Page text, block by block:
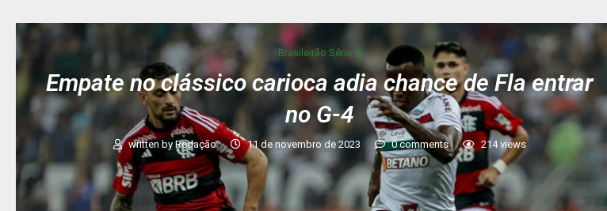
Brasileirão Série A
Empate no clássico carioca adia chance de Fla entrar
no G-4
written byRedação 11 de novembro de 2023 0 comments 214views